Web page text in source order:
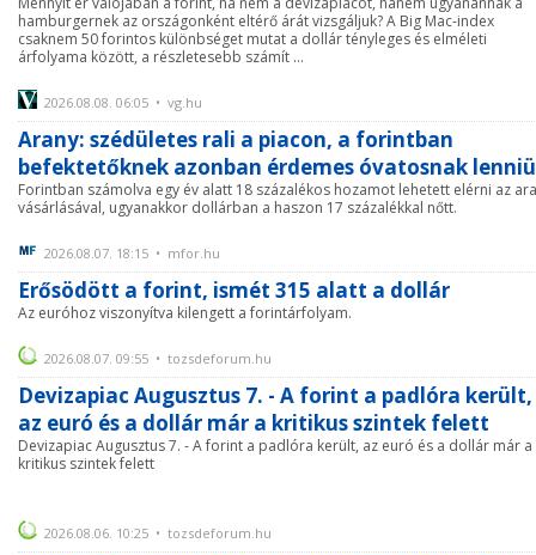
hamburgernek az országonként eltérő árát vizsgáljuk? A Big Mac-index
csaknem 50 forintos különbséget mutat a dollár tényleges és elméleti
árfolyama között, a részletesebb számít ...
2026.08.08. 06:05 • vg.hu
Arany: szédületes rali a piacon, a forintban
befektetőknek azonban érdemes óvatosnak
Forintban számolva egy év alatt 18 százalékos hozamot lehetett elérni az
vásárlásával, ugyanakkor dollárban a haszon 17 százalékkal nőtt.
2026.08.07. 18:15 • mfor.hu
Erősödött a forint, ismét 315 alatt a dollár
Az euróhoz viszonyítva kilengett a forintárfolyam.
2026.08.07. 09:55 • tozsdeforum.hu
Devizapiac Augusztus 7. - A forint a padlóra került,
az euró és a dollár már a kritikus szintek felett
Devizapiac Augusztus 7. - A forint a padlóra került, az euró és a dollár már a
kritikus szintek felett
2026.08.06. 10:25 • tozsdeforum.hu